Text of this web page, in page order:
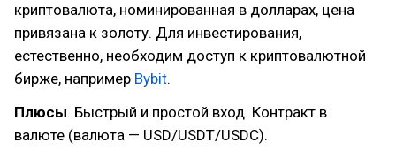
криптовалюта, номинированная в долларах, цена
привязана к золоту. Для инвестирования,
естественно, необходим доступ к криптовалютной
бирже, например Bybit.
Плюсы. Быстрый и простой вход. Контракт в
валюте (валюта — USD/USDT/USDC).